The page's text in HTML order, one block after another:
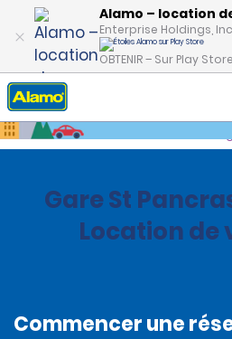
Alamo – location
Enterprise Holdings,
OBTENIR – Sur Play Store
Accueil Succursales
Gare St
Location de
Commencer une